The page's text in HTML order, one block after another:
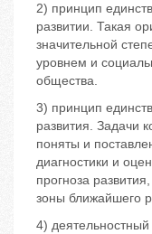
2) принцип
развитии. Такая
значительной
уровнем и
общества.
3) принцип
развития. Задачи
поняты и
диагностики и
прогноза
зоны ближайшего
4)